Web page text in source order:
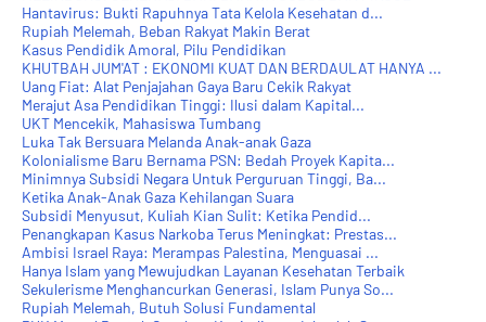
Hantavirus: Bukti Rapuhnya Tata Kelola Kesehatan d...
Rupiah Melemah, Beban Rakyat Makin Berat
Kasus Pendidik Amoral, Pilu Pendidikan
KHUTBAH JUM'AT : EKONOMI KUAT DAN BERDAULAT HANYA ...
Uang Fiat: Alat Penjajahan Gaya Baru Cekik Rakyat
Merajut Asa Pendidikan Tinggi: Ilusi dalam Kapital...
UKT Mencekik, Mahasiswa Tumbang
Luka Tak Bersuara Melanda Anak-anak Gaza
Kolonialisme Baru Bernama PSN: Bedah Proyek Kapita...
Minimnya Subsidi Negara Untuk Perguruan Tinggi, Ba...
Ketika Anak-Anak Gaza Kehilangan Suara
Subsidi Menyusut, Kuliah Kian Sulit: Ketika Pendid...
Penangkapan Kasus Narkoba Terus Meningkat: Prestas...
Ambisi Israel Raya: Merampas Palestina, Menguasai ...
Hanya Islam yang Mewujudkan Layanan Kesehatan Terbaik
Sekulerisme Menghancurkan Generasi, Islam Punya So...
Rupiah Melemah, Butuh Solusi Fundamental